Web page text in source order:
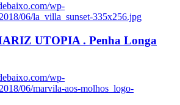
wp-
06/la_villa_sunset-335x256.jpg
UTOPIA . Penha Longa
wp-
06/marvila-aos-molhos_logo-